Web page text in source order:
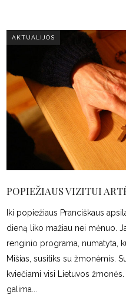
AKTUALIJOS
POPIEŽIAUS VIZITUI
Iki popiežiaus Pranciškaus
dieną liko mažiau nei mėnuo.
renginio programa, numatyta,
Mišias, susitiks su žmonėmis.
kviečiami visi Lietuvos
galima